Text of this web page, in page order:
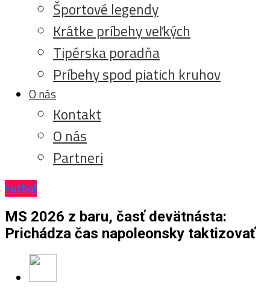
Športové legendy
Krátke príbehy veľkých
Tipérska poradňa
Príbehy spod piatich kruhov
O nás
Kontakt
O nás
Partneri
Futbal
MS 2026 z baru, časť devätnásta:
Prichádza čas napoleonsky taktizovať